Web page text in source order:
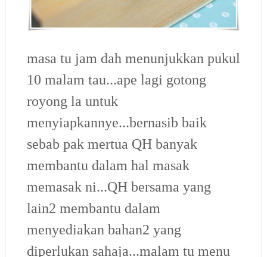
masa tu jam dah menunjukkan pukul
10 malam tau...ape lagi gotong
royong la untuk
menyiapkannye...bernasib baik
sebab pak mertua QH banyak
membantu dalam hal masak
memasak ni...QH bersama yang
lain2 membantu dalam
menyediakan bahan2 yang
diperlukan sahaja...malam tu menu